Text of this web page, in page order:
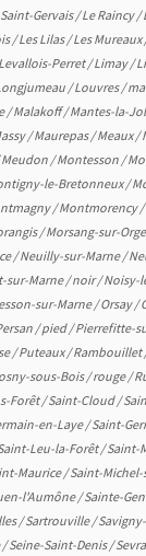
Gervais/Le Raincy/
/Les Lilas/Les Mureaux
Perret/Limay/
/Louvres/
/Malakoff/Mantes-la-
/Maurepas/Meaux/
Meudon /Montesson /
le-Bretonneux/
/Montmorency/
/Morsang-sur-Orge
/Neuilly-sur-Marne/
sur-Marne/noir/Noisy-
sur-Marne/Orsay/
/pied/Pierrefitte-
/Puteaux/Rambouillet
sous-Bois/rouge/
Forêt/Saint-Cloud/
en-Laye/Saint-
Leu-la-Forêt/Saint-
Maurice/Saint-Michel-
l'Aumône/Sainte-
/Sartrouville/
/Seine-Saint-Denis/